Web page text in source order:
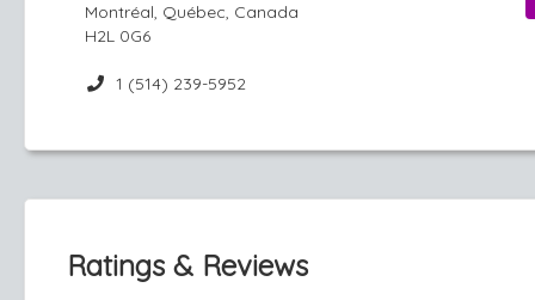
Montréal, Québec, Canada
H2L 0G6
1 (514) 239-5952
Ratings & Reviews